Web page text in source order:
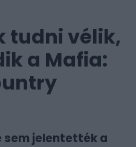
tudni vélik,
a Mafia:
sem jelentették a